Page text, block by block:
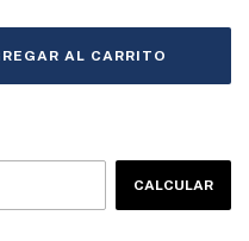
CALCULAR